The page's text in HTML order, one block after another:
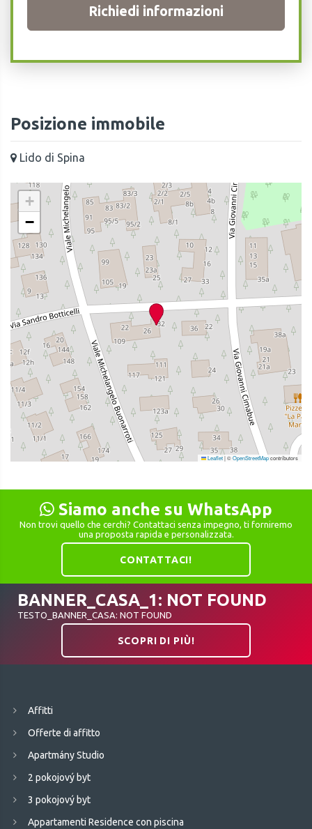
Richiedi informazioni
Posizione immobile
Lido di Spina
+
−
Leaflet|©OpenStreetMapcontributors
Siamo anche su WhatsApp
Non trovi quello che cerchi? Contattaci senza impegno, ti forniremo
una proposta rapida e personalizzata.
CONTATTACI!
BANNER_CASA_1: NOT FOUND
TESTO_BANNER_CASA: NOT FOUND
SCOPRI DI PIÙ!
Affitti
Offerte di affitto
Apartmány Studio
2 pokojový byt
3 pokojový byt
Appartamenti Residence con piscina